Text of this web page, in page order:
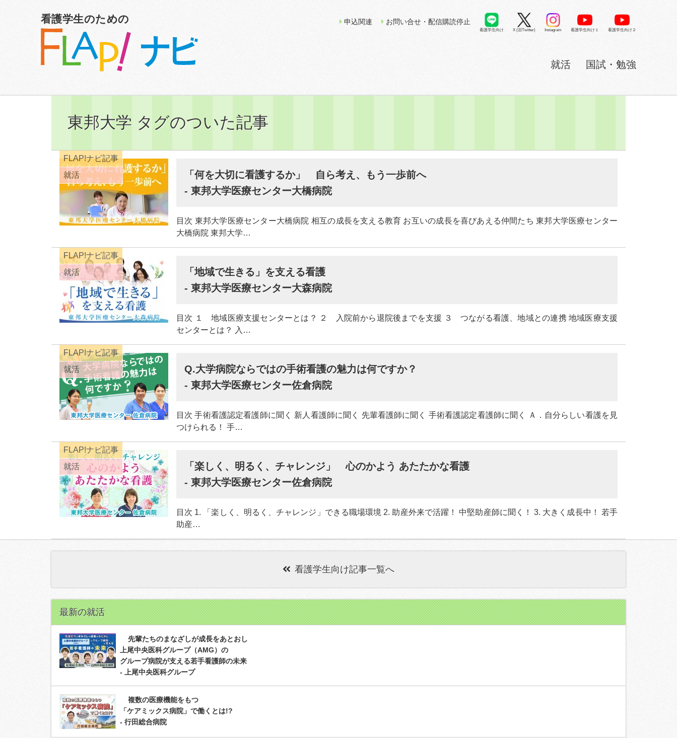
看護学生のための
就活 国試・勉強
申込関連 お問い合せ・配信購読停止
看護学生向け X (旧Twitter) Instagram 看護学生向け１ 看護学生向け２
東邦大学 タグのついた記事
FLAP!ナビ記事
就活
「何を大切に看護するか」 自ら考え、もう一歩前へ
- 東邦大学医療センター大橋病院
目次 東邦大学医療センター大橋病院 相互の成長を支える教育 お互いの成長を喜びあえる仲間たち 東邦大学医療センター
大橋病院 東邦大学…
FLAP!ナビ記事
就活
「地域で生きる」を支える看護
- 東邦大学医療センター大森病院
目次 １ 地域医療支援センターとは？ ２ 入院前から退院後までを支援 ３ つながる看護、地域との連携 地域医療支援
センターとは？ 入…
FLAP!ナビ記事
就活
Q.大学病院ならではの手術看護の魅力は何ですか？
- 東邦大学医療センター佐倉病院
目次 手術看護認定看護師に聞く 新人看護師に聞く 先輩看護師に聞く 手術看護認定看護師に聞く Ａ．自分らしい看護を見
つけられる！ 手…
FLAP!ナビ記事
就活
「楽しく、明るく、チャレンジ」 心のかよう あたたかな看護
- 東邦大学医療センター佐倉病院
目次 1. 「楽しく、明るく、チャレンジ」できる職場環境 2. 助産外来で活躍！ 中堅助産師に聞く！ 3. 大きく成長中！ 若手
助産…
看護学生向け記事一覧へ
最新の就活
先輩たちのまなざしが成長をあとおし
上尾中央医科グループ（AMG）の
グループ病院が支える若手看護師の未来
- 上尾中央医科グループ
複数の医療機能をもつ
「ケアミックス病院」で働くとは!?
- 行田総合病院